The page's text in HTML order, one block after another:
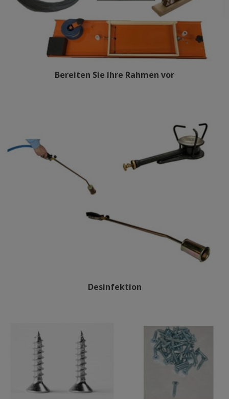
Bereiten Sie Ihre Rahmen vor
Desinfektion